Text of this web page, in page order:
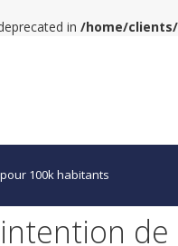
in /home/clients/
100k habitants
de